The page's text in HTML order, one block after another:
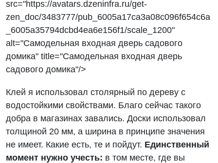
src="https://avatars.dzeninfra.ru/get-
zen_doc/3483777/pub_6005a17ca3a08c096f654c6a
_6005a35794dcbd4ea6e156f1/scale_1200"
alt="Самодельная входная дверь садового
домика" title="Самодельная входная дверь
садового домика"/>
Клей я использовал столярный по дереву с
водостойкими свойствами. Благо сейчас такого
добра в магазинах завались. Доски использовал
толщиной 20 мм, а ширина в принципе значения
не имеет. Какие есть, те и пойдут. Единственный
момент нужно учесть: в том месте, где вы